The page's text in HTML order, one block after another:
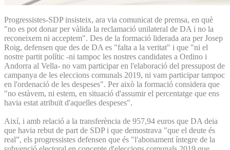
Progressistes-SDP insisteix, ara via comunicat de premsa, en què
"no es pot donar per vàlida la reclamació unilateral de DA i no la
reconeixem ni acceptem". Des de la formació liderada ara per Josep
Roig, defensen que des de DA es "falta a la veritat" i que "ni el
nostre partit polític -ni tampoc les nostres candidates a Ordino i
Andorra al Vella- no vam participar en l'elaboració del pressupost de
campanya de les eleccions comunals 2019, ni vam participar tampoc
en l'ordenació de les despeses". Per això la formació considera que
"no estàvem, ni estem, en situació d'assumir el percentatge que ens
havia estat atribuït d'aquelles despeses".
Així, i amb relació a la transferència de 957,94 euros que DA deia
que havia rebut de part de SDP i que demostrava "que el deute és
real”, els progressistes defensen que és "l'abonament íntegre de la